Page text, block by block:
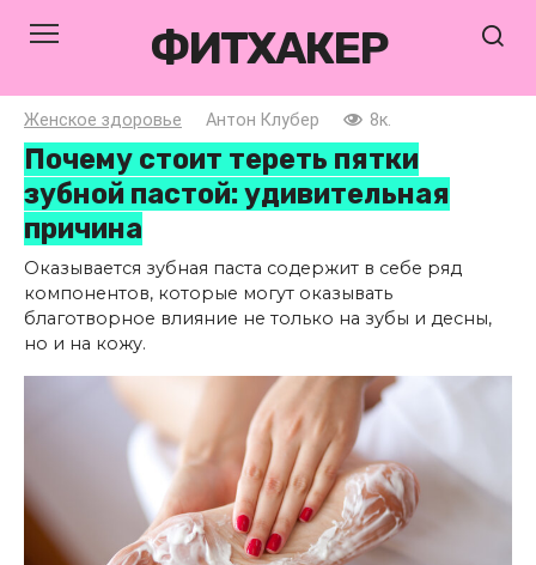
ФИТХАКЕР
Женское здоровье Антон Клубер 8к.
Почему стоит тереть пятки
зубной пастой: удивительная
причина
Оказывается зубная паста содержит в себе ряд
компонентов, которые могут оказывать
благотворное влияние не только на зубы и десны,
но и на кожу.